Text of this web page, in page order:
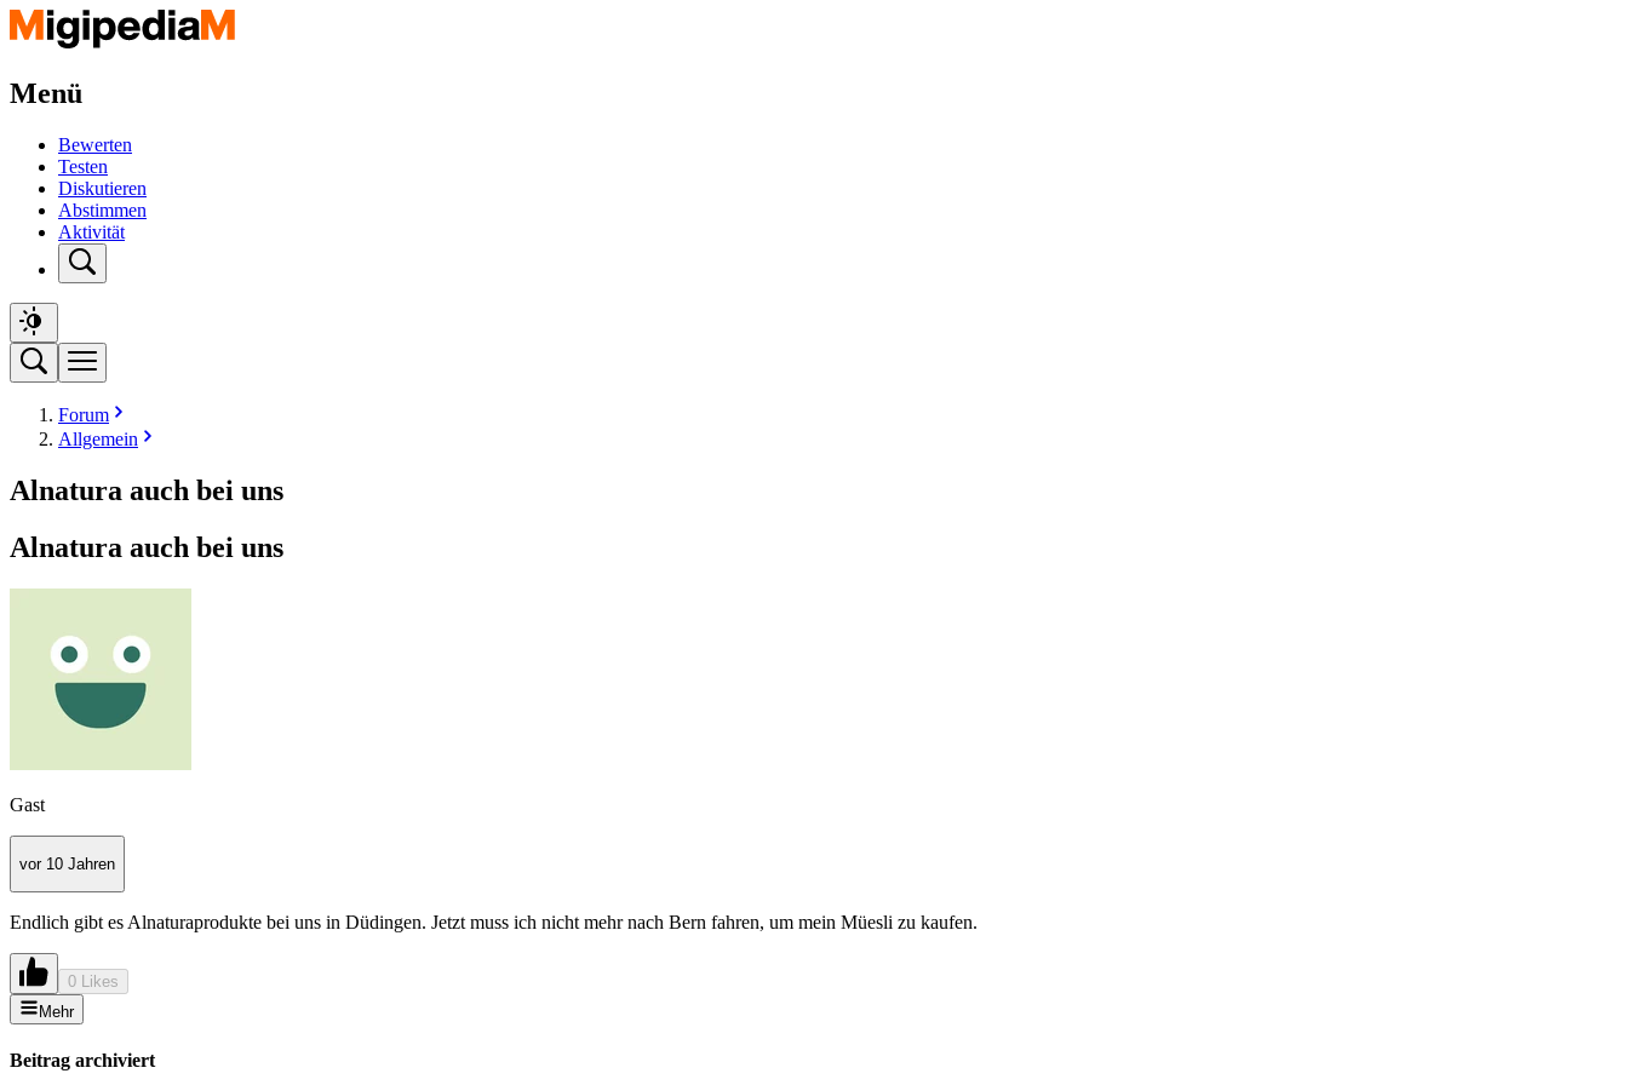
Menü
Bewerten
Testen
Diskutieren
Abstimmen
Aktivität
Forum
Allgemein
Alnatura auch bei uns
Alnatura auch bei uns
Gast
vor 10 Jahren
Endlich gibt es Alnaturaprodukte bei uns in Düdingen. Jetzt muss ich nicht mehr nach Bern fahren, um mein Müesli zu kaufen.
0 Likes
Mehr
Beitrag archiviert